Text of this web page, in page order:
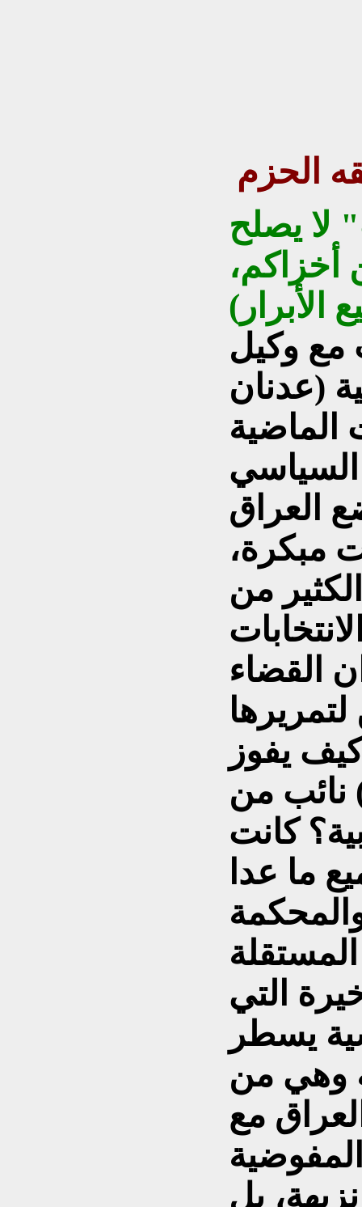
الحزم
لا يصلح
أخزاكم،
مع وكيل
(عدنان
الماضية
السياسي
العراق
مبكرة،
من
القضاء
يفوز
ما يقارب (100) نائب من
كانت
ما عدا
التي
يسطر
وهي من
مع
بل